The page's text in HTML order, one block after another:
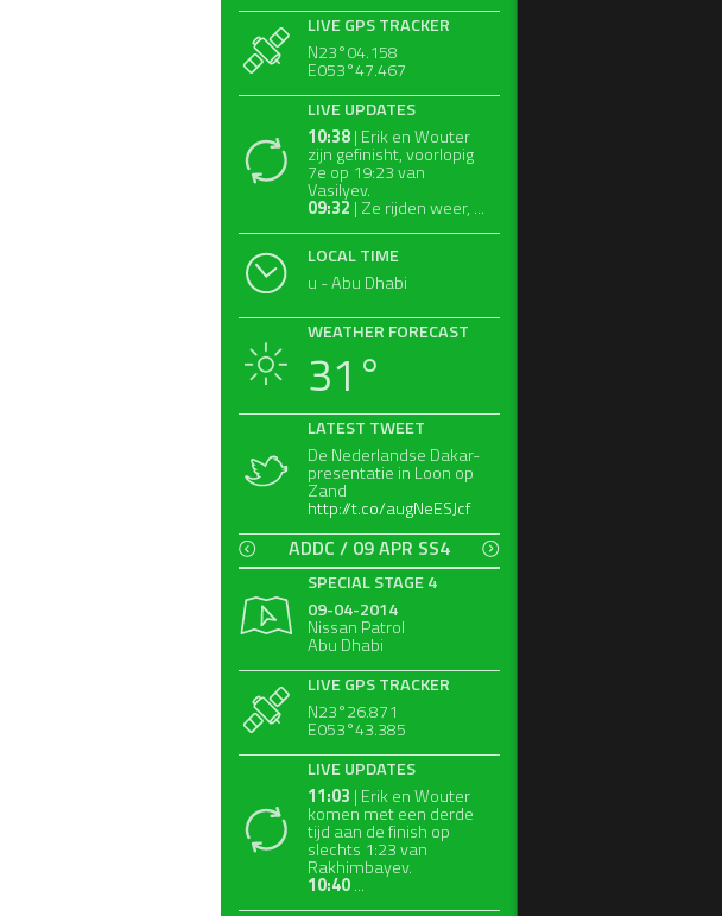
LIVE GPS TRACKER
N23°04.158
E053°47.467
LIVE UPDATES
10:38| Erik en Wouter
zijn gefinisht, voorlopig
7e op 19:23 van
Vasilyev.
09:32 | Ze rijden weer, ...
LOCAL TIME
u - Abu Dhabi
WEATHER FORECAST
31°
LATEST TWEET
De Nederlandse Dakar-
presentatie in Loon op
Zand
http://t.co/augNeESJcf
ADDC / 09 APR SS4
SPECIAL STAGE 4
09-04-2014
Nissan Patrol
Abu Dhabi
LIVE GPS TRACKER
N23°26.871
E053°43.385
LIVE UPDATES
11:03 | Erik en Wouter
komen met een derde
tijd aan de finish op
slechts 1:23 van
Rakhimbayev.
10:40...